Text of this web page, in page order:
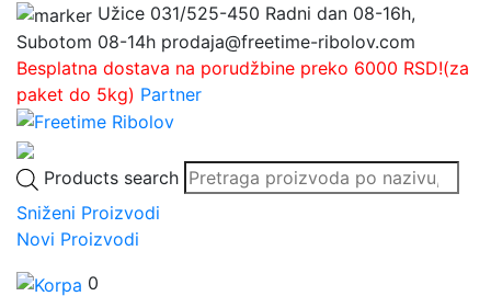
Užice 031/525-450 Radni dan 08-16h,
Subotom 08-14h prodaja@freetime-ribolov.com
Besplatna dostava na porudžbine preko 6000 RSD!(za
paket do 5kg) Partner
Products search
Sniženi Proizvodi
Novi Proizvodi
0